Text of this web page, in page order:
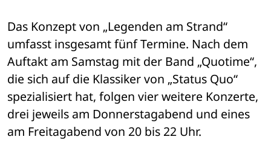
Das Konzept von „Legenden am Strand“
umfasst insgesamt fünf Termine. Nach dem
Auftakt am Samstag mit der Band „Quotime“,
die sich auf die Klassiker von „Status Quo“
spezialisiert hat, folgen vier weitere Konzerte,
drei jeweils am Donnerstagabend und eines
am Freitagabend von 20 bis 22 Uhr.